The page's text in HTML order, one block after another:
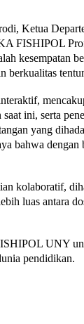
Ketua
FISHIPOL
kesempatan
berkualitas
ini, serta
yang
dengan
kolaboratif,
luas antara
UNY
pendidikan.